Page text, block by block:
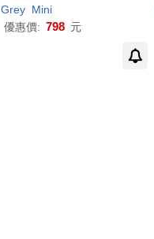
Grey Mini
優惠價: 798 元